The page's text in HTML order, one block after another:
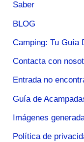
Saber
BLOG
Camping: Tu Guía
Contacta con
Entrada no
Guía de
Imágenes
Política de